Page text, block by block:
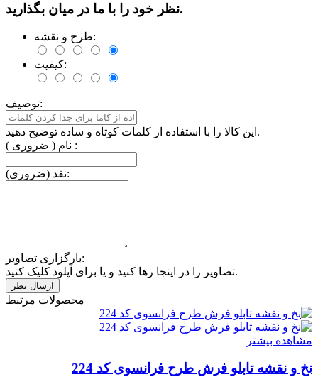
نظر خود را با ما در میان بگذارید.
طرح و نقشه:
کیفیت:
توصیف:
این کالا را با استفاده از کلمات کوتاه و ساده توضیح دهید.
نام ( ضروری ) :
نقد (ضروری):
بارگزاری تصاویر:
تصاویر را در اینجا رها کنید و یا برای آپلود کلیک کنید.
محصولات مرتبط
مشاهده بیشتر
نخ و نقشه تابلو فرش طرح فرانسوی کد 224